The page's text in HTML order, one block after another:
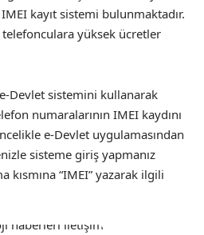
kayıt sistemi bulunmaktadır.
telefonculara yüksek ücretler
Devlet sistemini kullanarak
numaralarının IMEI kaydını
e-Devlet uygulamasından
sisteme giriş yapmanız
kısmına “IMEI” yazarak ilgili